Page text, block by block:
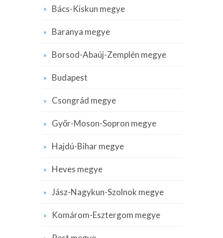
Bács-Kiskun megye
Baranya megye
Borsod-Abaúj-Zemplén megye
Budapest
Csongrád megye
Győr-Moson-Sopron megye
Hajdú-Bihar megye
Heves megye
Jász-Nagykun-Szolnok megye
Komárom-Esztergom megye